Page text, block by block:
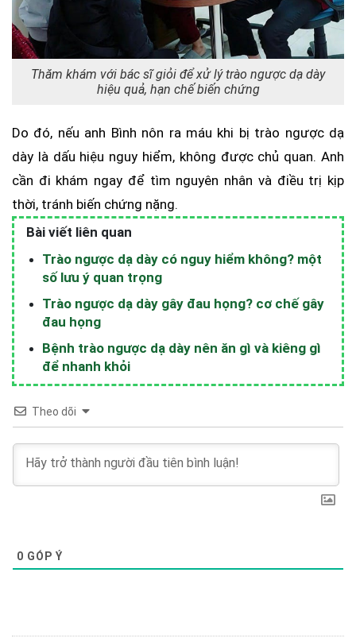
Thăm khám với bác sĩ giỏi để xử lý trào ngược dạ dày
hiệu quả, hạn chế biến chứng
Do đó, nếu anh Bình nôn ra máu khi bị trào ngược dạ
dày là dấu hiệu nguy hiểm, không được chủ quan. Anh
cần đi khám ngay để tìm nguyên nhân và điều trị kịp
thời, tránh biến chứng nặng.
Bài viết liên quan
Trào ngược dạ dày có nguy hiểm không? một
số lưu ý quan trọng
Trào ngược dạ dày gây đau họng? cơ chế gây
đau họng
Bệnh trào ngược dạ dày nên ăn gì và kiêng gì
để nhanh khỏi
Theo dõi
0 GÓP Ý